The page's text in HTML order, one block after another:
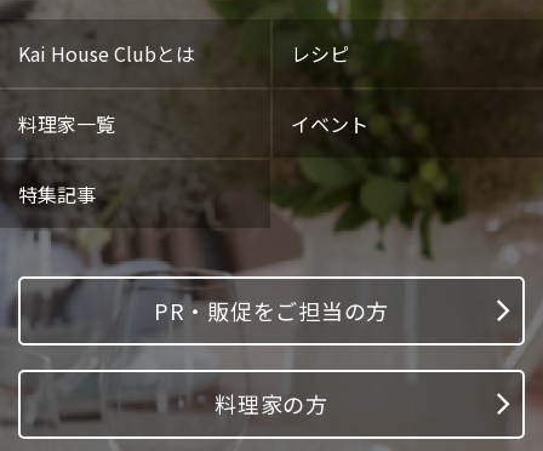
Kai House Clubとは レシピ
料理家一覧 イベント
特集記事
PR・販促をご担当の方
料理家の方